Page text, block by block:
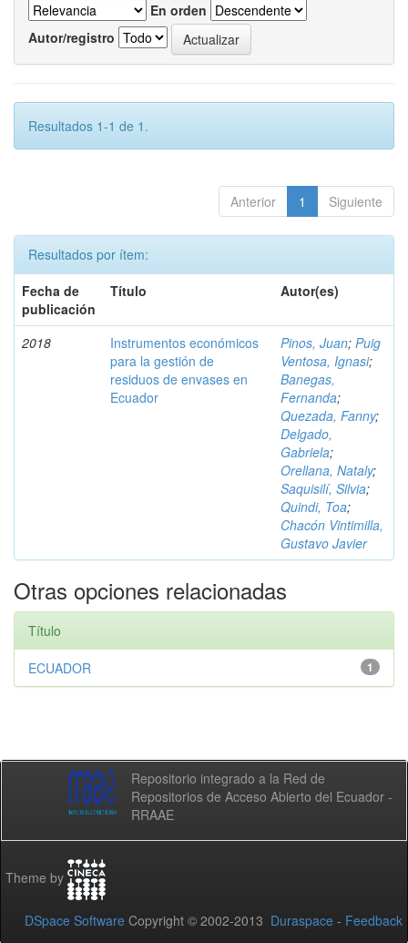
En orden
Autor/registro
Resultados 1-1 de 1.
Anterior 1 Siguiente
Resultados por ítem:
Fecha de
publicación
Título Autor(es)
2018
Instrumentos económicos
para la gestión de
residuos de envases en
Ecuador
Pinos, Juan; Puig
Ventosa, Ignasi;
Banegas,
Fernanda;
Quezada, Fanny;
Delgado,
Gabriela;
Orellana, Nataly;
Saquisilí, Silvia;
Quindi, Toa;
Chacón Vintimilla,
Gustavo Javier
Otras opciones relacionadas
Título
1
ECUADOR
Repositorio integrado a la Red de
Repositorios de Acceso Abierto del Ecuador -
RRAAE
Theme by
DSpace Software Copyright © 2002-2013 Duraspace - Feedback